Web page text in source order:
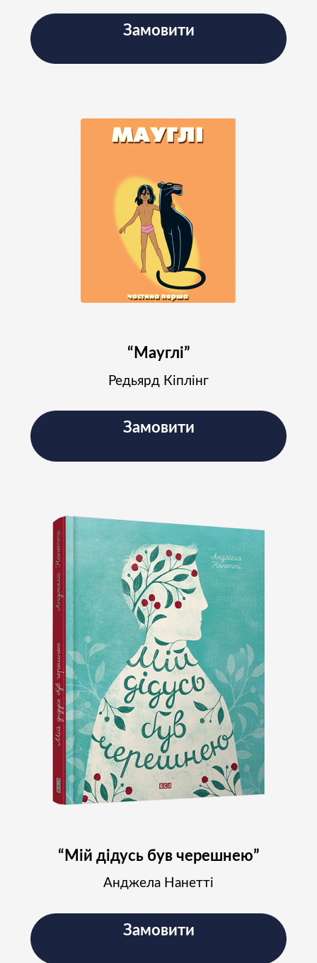
Замовити
“Мауглі”
Редьярд Кіплінг
Замовити
“Мій дідусь був черешнею”
Анджела Нанетті
Замовити
Instagram і слідкуйте за
новинами проєкту
Підписатись